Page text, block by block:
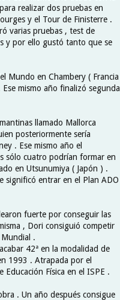
realizar dos pruebas en
y el Tour de Finisterre .
varias pruebas , test de
y por ello gustó tanto que se
Mundo en Chambery ( Francia
mismo año finalizó segunda
llamado Mallorca
posteriormente sería
. Ese mismo año el
sólo cuatro podrían formar en
en Utsunumiya ( Japón ) .
significó entrar en el Plan ADO
fuerte por conseguir las
, Dori consiguió competir
.
42ª en la modalidad de
1993 . Atrapada por el
Física en el ISPE .
. Un año después consigue